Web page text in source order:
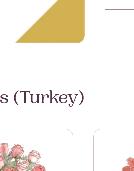
(Turkey)
short stemmed Se mer